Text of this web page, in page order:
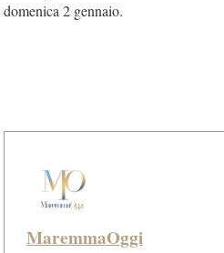
domenica 2 gennaio.
MaremmaOggi